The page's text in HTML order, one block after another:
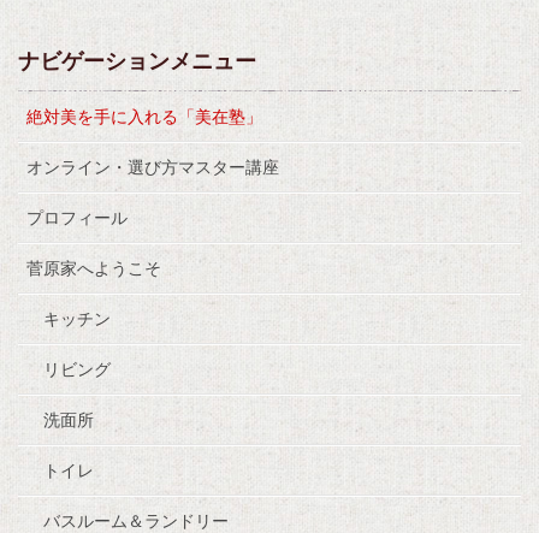
ナビゲーションメニュー
絶対美を手に入れる「美在塾」
オンライン・選び方マスター講座
プロフィール
菅原家へようこそ
キッチン
リビング
洗面所
トイレ
バスルーム＆ランドリー